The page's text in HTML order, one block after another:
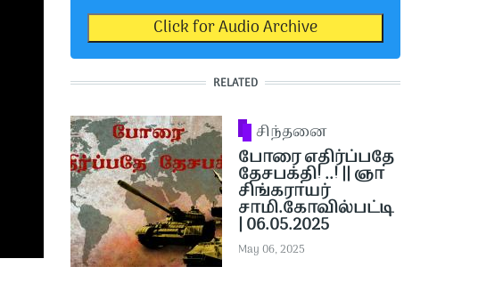
Click for Audio Archive
RELATED
சிந்தனை
போரை எதிர்ப்பதே
தேசபக்தி! ..! || ஞா
சிங்கராயர்
சாமி.கோவில்பட்டி
| 06.05.2025
May 06, 2025